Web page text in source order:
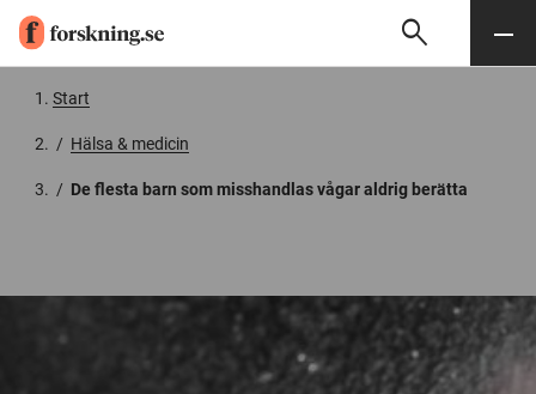
Söksearch Meny
Start
/ Hälsa & medicin
/ De flesta barn som misshandlas vågar aldrig berätta